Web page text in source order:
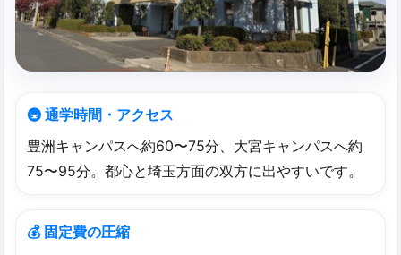
🚇 通学時間・アクセス
豊洲キャンパスへ約60〜75分、大宮キャンパスへ約
75〜95分。都心と埼玉方面の双方に出やすいです。
💰 固定費の圧縮